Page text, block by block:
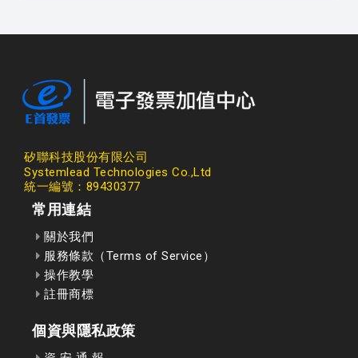
矽聯科技股份有限公司
Systemlead Technologies Co.,Ltd
統一編號：89430377
常用連結
關於我們
服務條款（Terms of Service）
操作教學
註冊商標
個資與隱私政策